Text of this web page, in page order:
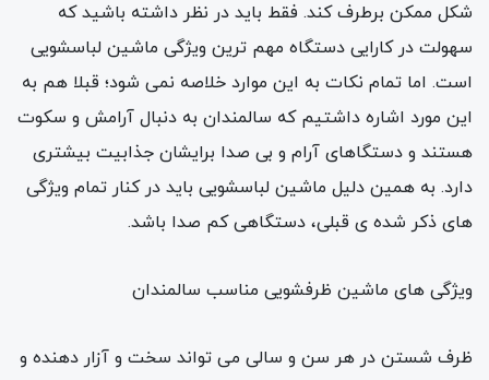
شکل ممکن برطرف کند. فقط باید در نظر داشته باشید که
سهولت در کارایی دستگاه مهم ترین ویژگی ماشین لباسشویی
است. اما تمام نکات به این موارد خلاصه نمی شود؛ قبلا هم به
این مورد اشاره داشتیم که سالمندان به دنبال آرامش و سکوت
هستند و دستگاهای آرام و بی صدا برایشان جذابیت بیشتری
دارد. به همین دلیل ماشین لباسشویی باید در کنار تمام ویژگی
های ذکر شده ی قبلی، دستگاهی کم صدا باشد.
ویژگی های ماشین ظرفشویی مناسب سالمندان
ظرف شستن در هر سن و سالی می تواند سخت و آزار دهنده و